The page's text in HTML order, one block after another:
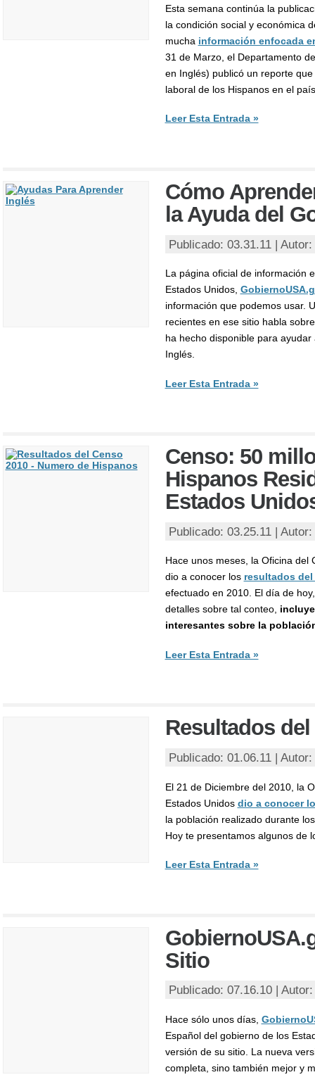
Esta semana continúa la
la condición social y económica
mucha información enfocada
31 de Marzo, el Departamento
en Inglés) publicó un reporte
laboral de los Hispanos en el
Leer Esta Entrada »
Cómo
la Ayuda del
Publicado: 03.31.11 | Autor:
La página oficial de información
Estados Unidos,
información que podemos usar.
recientes en ese sitio habla
ha hecho disponible para
Inglés.
Leer Esta Entrada »
Censo: 50
Hispanos
Estados
Publicado: 03.25.11 | Autor:
Hace unos meses, la Oficina del
dio a conocer los resultados
efectuado en 2010. El día de
detalles sobre tal conteo,
interesantes sobre la
Leer Esta Entrada »
Resultados del
Publicado: 01.06.11 | Autor:
El 21 de Diciembre del 2010, la
Estados Unidos dio a conocer
la población realizado durante
Hoy te presentamos algunos de
Leer Esta Entrada »
Sitio
Publicado: 07.16.10 |
Hace sólo unos días,
Español del gobierno de los
versión de su sitio. La nueva
completa, sino también mejor y